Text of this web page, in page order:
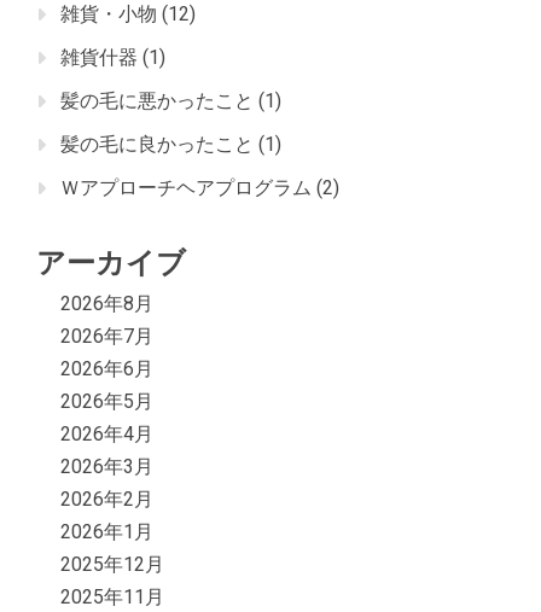
雑貨・小物 (12)
雑貨什器 (1)
髪の毛に悪かったこと (1)
髪の毛に良かったこと (1)
Ｗアプローチヘアプログラム (2)
アーカイブ
2026年8月
2026年7月
2026年6月
2026年5月
2026年4月
2026年3月
2026年2月
2026年1月
2025年12月
2025年11月